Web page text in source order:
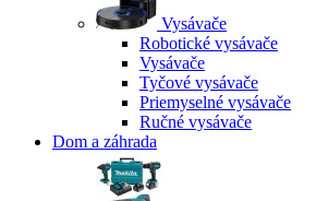
Vysávače
Robotické vysávače
Vysávače
Tyčové vysávače
Priemyselné vysávače
Ručné vysávače
Dom a záhrada